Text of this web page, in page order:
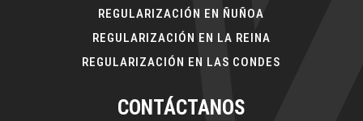
REGULARIZACIÓN EN ÑUÑOA
REGULARIZACIÓN EN LA REINA
REGULARIZACIÓN EN LAS CONDES
CONTÁCTANOS